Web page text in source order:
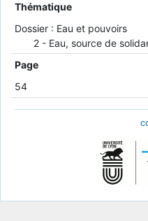
Thématique
Dossier : Eau et pouvoirs
2 - Eau, source de
Page
54